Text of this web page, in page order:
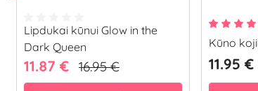
Lipdukai kūnui Glow in the
Dark Queen
11.87 € 16.95 €
Kūno
11.95 €